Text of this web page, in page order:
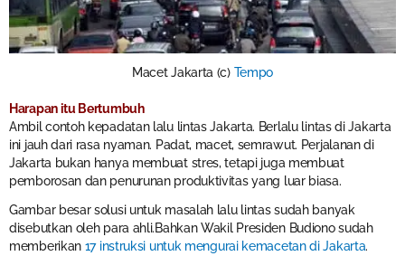
Macet Jakarta (c) Tempo
Harapan itu Bertumbuh
Ambil contoh kepadatan lalu lintas Jakarta. Berlalu lintas di Jakarta
ini jauh dari rasa nyaman. Padat, macet, semrawut. Perjalanan di
Jakarta bukan hanya membuat stres, tetapi juga membuat
pemborosan dan penurunan produktivitas yang luar biasa.
Gambar besar solusi untuk masalah lalu lintas sudah banyak
disebutkan oleh para ahli.Bahkan Wakil Presiden Budiono sudah
memberikan 17 instruksi untuk mengurai kemacetan di Jakarta.